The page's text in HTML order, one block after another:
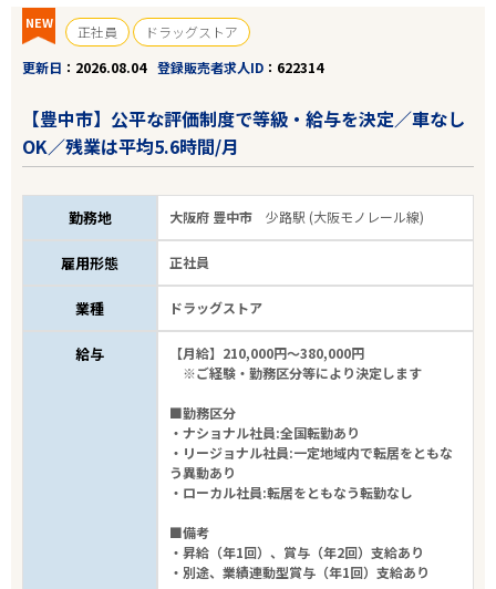
NEW 正社員
ドラッグストア
更新日
2026.08.04 登録販売者求人ID 622314
【豊中市】公平な評価制度で等級・給与を決定／車なし
OK／残業は平均5.6時間/月
勤務地 大阪府 豊中市少路駅 (大阪モノレール線)
雇用形態 正社員
業種 ドラッグストア
給与
【月給】210,000円～380,000円
※ご経験・勤務区分等により決定します
■勤務区分
・ナショナル社員:全国転勤あり
・リージョナル社員:一定地域内で転居をともな
う異動あり
・ローカル社員:転居をともなう転勤なし
■備考
・昇給（年1回）、賞与（年2回）支給あり
・別途、業績連動型賞与（年1回）支給あり